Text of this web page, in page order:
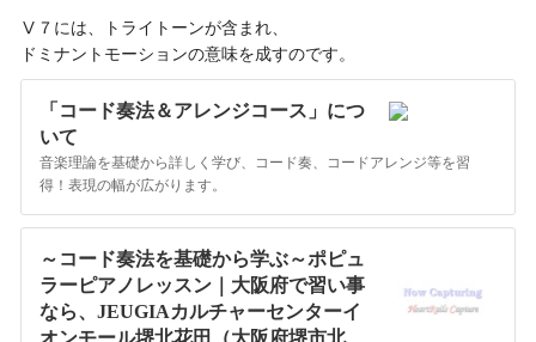
Ⅴ７には、トライトーンが含まれ、
ドミナントモーションの意味を成すのです。
「コード奏法＆アレンジコース」につ
いて
音楽理論を基礎から詳しく学び、コード奏、コードアレンジ等を習
得！表現の幅が広がります。
～コード奏法を基礎から学ぶ～ポピュ
ラーピアノレッスン｜大阪府で習い事
なら、JEUGIAカルチャーセンターイ
オンモール堺北花田（大阪府堺市北